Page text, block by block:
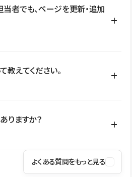
ください。
歴の期間、CMS利用数の上限、権限
に異なります。詳しくは料金プランペ
者でも、ページを更新・追加
を活用して更新範囲を設計しておく
い状態で運用できます。 さらにコン
えずに更新作業を進めやすくなりま
教えてください。
ービスを安全に利用できるよう、通信
セス管理、脆弱性対策など、複数の観
に対応しており、悪質なスクリプトの
りますか？
ヘルプセンターでご確認いただけま
よくある質問をもっと見る